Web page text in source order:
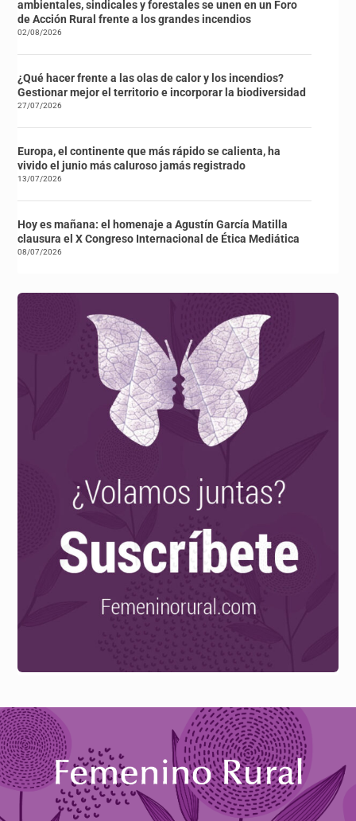
ambientales, sindicales y forestales se unen en un Foro
de Acción Rural frente a los grandes incendios
02/08/2026
¿Qué hacer frente a las olas de calor y los incendios?
Gestionar mejor el territorio e incorporar la biodiversidad
27/07/2026
Europa, el continente que más rápido se calienta, ha
vivido el junio más caluroso jamás registrado
13/07/2026
Hoy es mañana: el homenaje a Agustín García Matilla
clausura el X Congreso Internacional de Ética Mediática
08/07/2026